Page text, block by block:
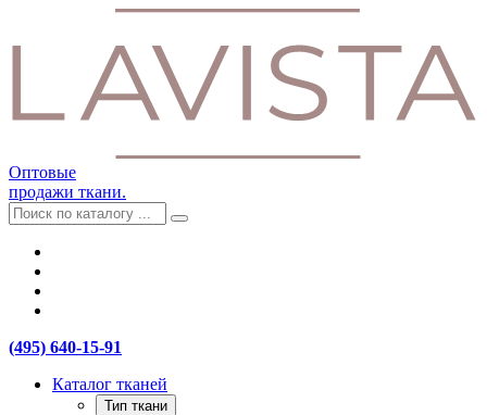
Оптовые
продажи ткани.
(495) 640-15-91
Каталог тканей
Тип ткани